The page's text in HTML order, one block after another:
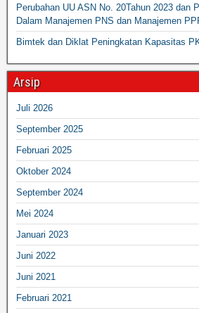
Perubahan UU ASN No. 20Tahun 2023 dan
Dalam Manajemen PNS dan Manajemen
Bimtek dan Diklat Peningkatan Kapasitas
Arsip
Juli 2026
September 2025
Februari 2025
Oktober 2024
September 2024
Mei 2024
Januari 2023
Juni 2022
Juni 2021
Februari 2021